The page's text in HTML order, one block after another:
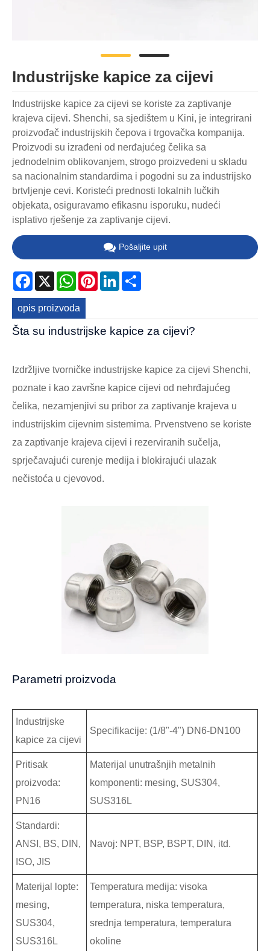
Industrijske kapice za cijevi
Industrijske kapice za cijevi se koriste za zaptivanje
krajeva cijevi. Shenchi, sa sjedištem u Kini, je integrirani
proizvođač industrijskih čepova i trgovačka kompanija.
Proizvodi su izrađeni od nerđajućeg čelika sa
jednodelnim oblikovanjem, strogo proizvedeni u skladu
sa nacionalnim standardima i pogodni su za industrijsko
brtvljenje cevi. Koristeći prednosti lokalnih lučkih
objekata, osiguravamo efikasnu isporuku, nudeći
isplativo rješenje za zaptivanje cijevi.
Pošaljite upit
Facebook
X WhatsApp
PinterestLinkedIn
opis proizvoda
Šta su industrijske kapice za cijevi?
Izdržljive tvorničke industrijske kapice za cijevi Shenchi,
poznate i kao završne kapice cijevi od nehrđajućeg
čelika, nezamjenjivi su pribor za zaptivanje krajeva u
industrijskim cijevnim sistemima. Prvenstveno se koriste
za zaptivanje krajeva cijevi i rezerviranih sučelja,
sprječavajući curenje medija i blokirajući ulazak
nečistoća u cjevovod.
Parametri proizvoda
Industrijske
kapice za cijevi
Specifikacije: (1/8"-4") DN6-DN100
Pritisak
proizvoda:
PN16
Materijal unutrašnjih metalnih
komponenti: mesing, SUS304,
SUS316L
Standardi:
ANSI, BS, DIN,
ISO, JIS
Navoj: NPT, BSP, BSPT, DIN, itd.
Materijal lopte:
mesing,
SUS304,
SUS316L
Temperatura medija: visoka
temperatura, niska temperatura,
srednja temperatura, temperatura
okoline